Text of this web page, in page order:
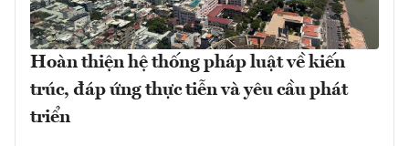
Hoàn thiện hệ thống pháp luật về kiến
trúc, đáp ứng thực tiễn và yêu cầu phát
triển